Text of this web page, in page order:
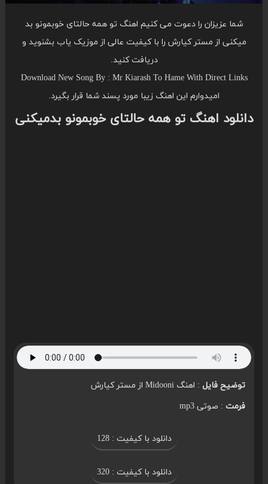
شما عزیزان را دعوت می کنیم اهنگ تو همه حالتای خوبمونو بد
میکنی از مستر کیارش را با کیفیت عالی از موزیک یاب بشنوید و
دریافت کنید.
Download New Song By : Mr Kiarash To Hame With Direct Links
امیدوارم این اهنگ زیبا مورد پسند شما قرار بگیرد.
دانلود اهنگ تو همه حالتای خوبمونو بدمیکنی
توضیح فایل: اهنگ Midooni از مستر کیارش
فرمت: صوتی mp3
دانلود با کیفیت : 128
دانلود با کیفیت : 320